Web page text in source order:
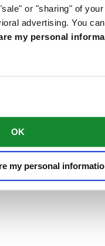
or "sharing" of
advertising. You
my personal
OK
my personal